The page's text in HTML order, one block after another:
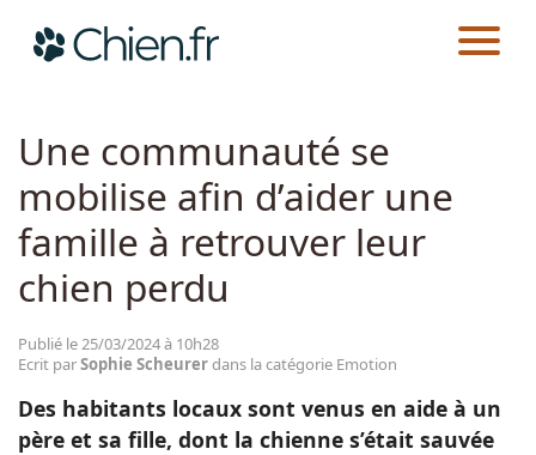
Races
CHIEN.FR ACTUALITÉS
Une communauté se
mobilise afin d’aider une
famille à retrouver leur
chien perdu
Publié le 25/03/2024 à 10h28
Ecrit parSophie Scheurerdans la catégorie Emotion
Des habitants locaux sont venus en aide à un
père et sa fille, dont la chienne s’était sauvée